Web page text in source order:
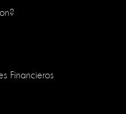
Financieros